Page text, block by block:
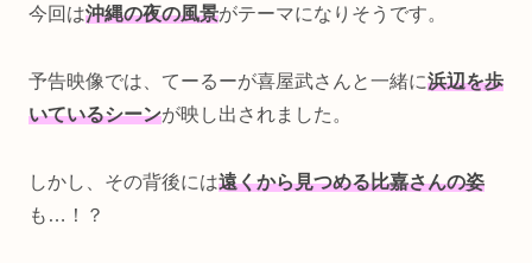
今回は沖縄の夜の風景がテーマになりそうです。
予告映像では、てーるーが喜屋武さんと一緒に浜辺を歩
いているシーンが映し出されました。
しかし、その背後には遠くから見つめる比嘉さんの姿
も…！？